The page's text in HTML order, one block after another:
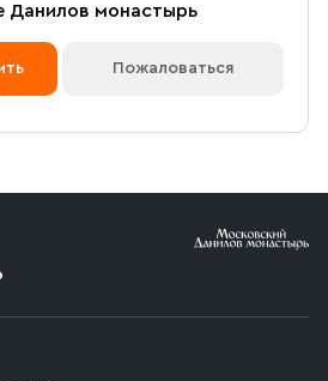
Данилов монастырь
Пожаловаться